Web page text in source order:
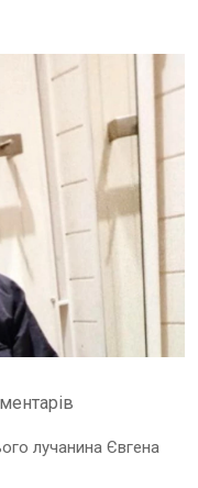
лучанина Євгена